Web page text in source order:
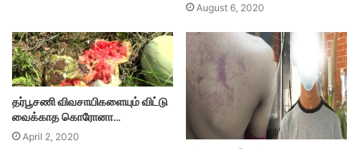
August 6, 2020
தர்பூசணி விவசாயிகளையும் விட்டு
வைக்காத கொரோனா…
April 2, 2020